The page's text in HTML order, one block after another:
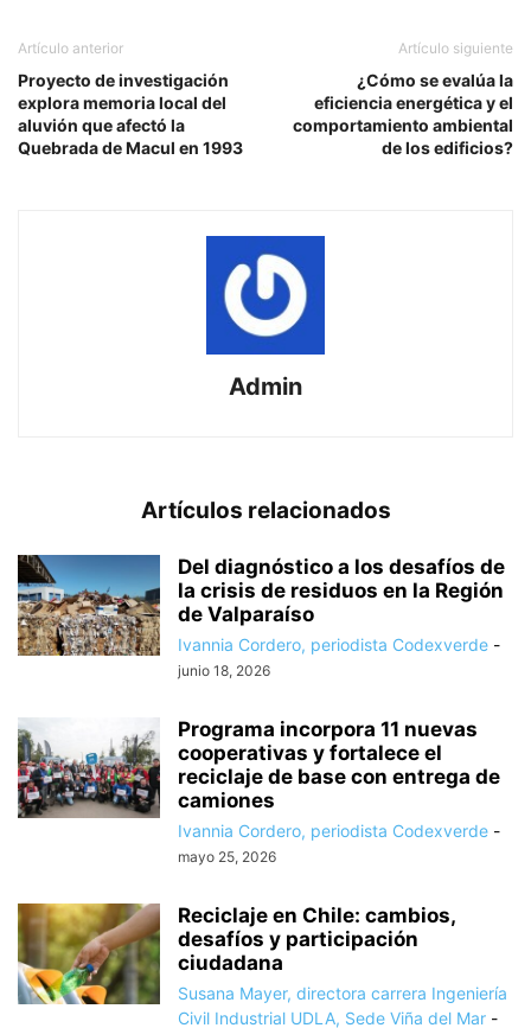
Artículo anterior
Proyecto de investigación
explora memoria local del
aluvión que afectó la
Quebrada de Macul en 1993
Artículo siguiente
¿Cómo se evalúa la
eficiencia energética y el
comportamiento ambiental
de los edificios?
Admin
Artículos relacionados
Del diagnóstico a los desafíos de
la crisis de residuos en la Región
de Valparaíso
Ivannia Cordero, periodista Codexverde -
junio 18, 2026
Programa incorpora 11 nuevas
cooperativas y fortalece el
reciclaje de base con entrega de
camiones
Ivannia Cordero, periodista Codexverde -
mayo 25, 2026
Reciclaje en Chile: cambios,
desafíos y participación
ciudadana
Susana Mayer, directora carrera Ingeniería
Civil Industrial UDLA, Sede Viña del Mar -